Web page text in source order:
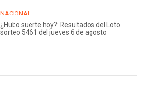
NACIONAL
¿Hubo suerte hoy?: Resultados del Loto
sorteo 5461 del jueves 6 de agosto